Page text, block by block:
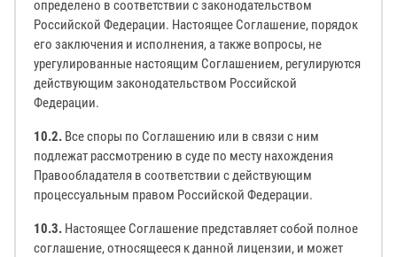
определено в соответствии с законодательством
Российской Федерации. Настоящее Соглашение, порядок
его заключения и исполнения, а также вопросы, не
урегулированные настоящим Соглашением, регулируются
действующим законодательством Российской
Федерации.
10.2. Все споры по Соглашению или в связи с ним
подлежат рассмотрению в суде по месту нахождения
Правообладателя в соответствии с действующим
процессуальным правом Российской Федерации.
10.3. Настоящее Соглашение представляет собой полное
соглашение, относящееся к данной лицензии, и может